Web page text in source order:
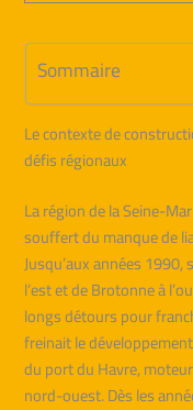
Sommaire
Le contexte de
défis régionaux
La région de la Seine-
souffert du manque de
Jusqu’aux années
l’est et de Brotonne à
longs détours pour
freinait le
du port du Havre,
nord-ouest. Dès les